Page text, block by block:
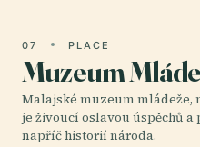
07 PLACE
Muzeum
Malajské muzeum mládeže,
je živoucí oslavou úspěchů
napříč historií národa.